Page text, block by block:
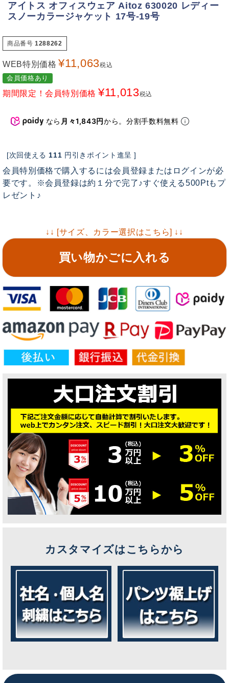
アイトス オフィスウェア Aitoz 630020 レディー
スノーカラージャケット 17号-19号
商品番号 1288262
WEB特別価格 ¥11,063税込
会員価格あり
期間限定！会員特別価格 ¥11,013税込
なら 月々1,843円から。分割手数料無料
[次回使える 111 円引きポイント進呈 ]
会員特別価格で購入するには会員登録またはログインが必
要です。※会員登録は約１分で完了♪すぐ使える500Ptもプ
レゼント♪
↓↓ [サイズ、カラー選択はこちら] ↓↓
買い物かごに入れる
カスタマイズはこちらから